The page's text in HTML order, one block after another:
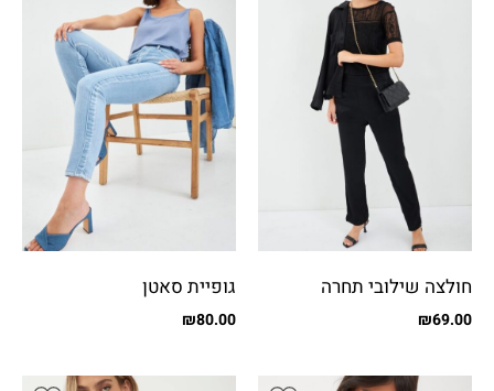
חולצה שילובי תחרה
₪69.00
גופיית סאטן
₪80.00